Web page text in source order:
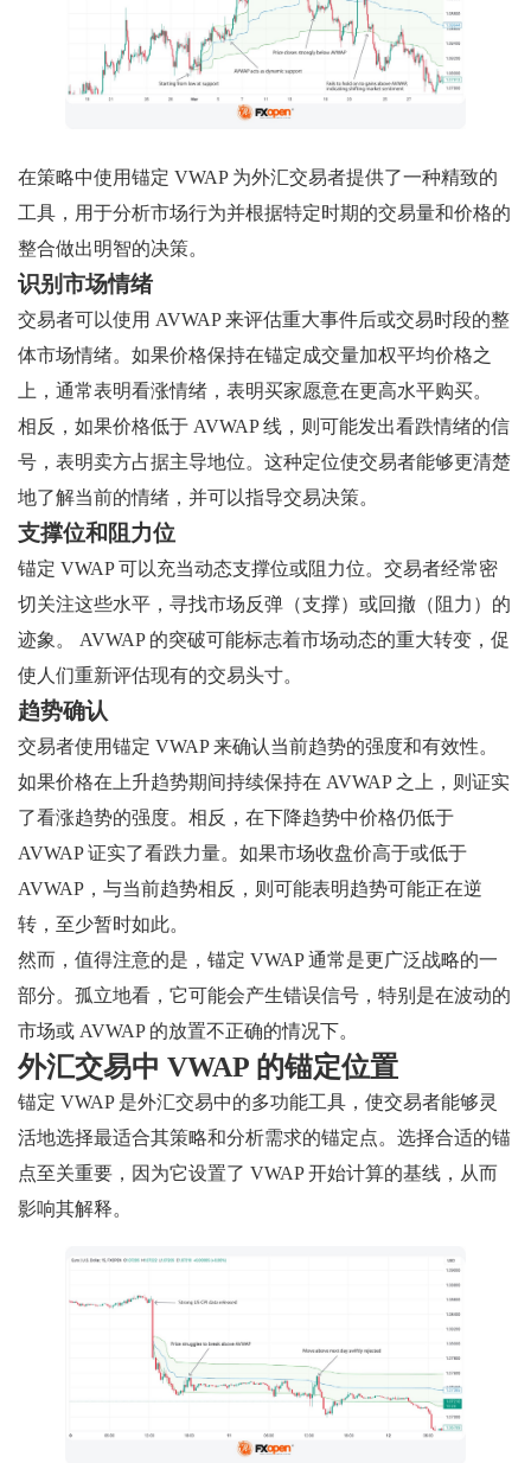
在策略中使用锚定 VWAP 为外汇交易者提供了一种精致的
工具，用于分析市场行为并根据特定时期的交易量和价格的
整合做出明智的决策。
识别市场情绪
交易者可以使用 AVWAP 来评估重大事件后或交易时段的整
体市场情绪。如果价格保持在锚定成交量加权平均价格之
上，通常表明看涨情绪，表明买家愿意在更高水平购买。
相反，如果价格低于 AVWAP 线，则可能发出看跌情绪的信
号，表明卖方占据主导地位。这种定位使交易者能够更清楚
地了解当前的情绪，并可以指导交易决策。
支撑位和阻力位
锚定 VWAP 可以充当动态支撑位或阻力位。交易者经常密
切关注这些水平，寻找市场反弹（支撑）或回撤（阻力）的
迹象。 AVWAP 的突破可能标志着市场动态的重大转变，促
使人们重新评估现有的交易头寸。
趋势确认
交易者使用锚定 VWAP 来确认当前趋势的强度和有效性。
如果价格在上升趋势期间持续保持在 AVWAP 之上，则证实
了看涨趋势的强度。相反，在下降趋势中价格仍低于
AVWAP 证实了看跌力量。如果市场收盘价高于或低于
AVWAP，与当前趋势相反，则可能表明趋势可能正在逆
转，至少暂时如此。
然而，值得注意的是，锚定 VWAP 通常是更广泛战略的一
部分。孤立地看，它可能会产生错误信号，特别是在波动的
市场或 AVWAP 的放置不正确的情况下。
外汇交易中 VWAP 的锚定位置
锚定 VWAP 是外汇交易中的多功能工具，使交易者能够灵
活地选择最适合其策略和分析需求的锚定点。选择合适的锚
点至关重要，因为它设置了 VWAP 开始计算的基线，从而
影响其解释。